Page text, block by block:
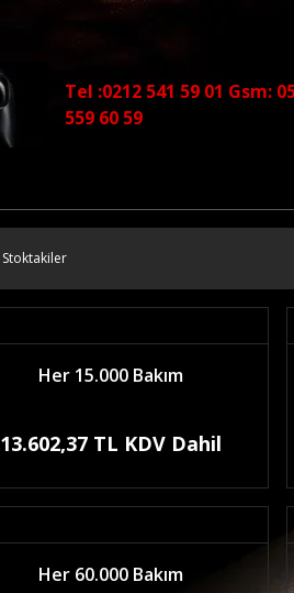
Tel :0212 541 59 01 Gsm:
559 60 59
Stoktakiler
Her 15.000 Bakım
13.602,37 TL KDV Dahil
Her 60.000 Bakım